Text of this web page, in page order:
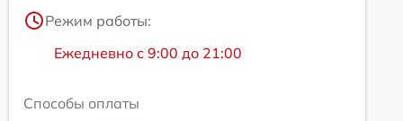
Режим работы:
Ежедневно с 9:00 до 21:00
Способы оплаты